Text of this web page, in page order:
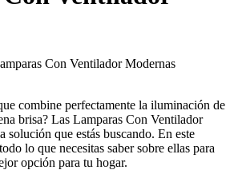
Con Ventilador Modernas
combine perfectamente la iluminación de
brisa? Las Lamparas Con Ventilador
solución que estás buscando. En este
lo que necesitas saber sobre ellas para
opción para tu hogar.